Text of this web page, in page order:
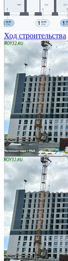
Ход строительства